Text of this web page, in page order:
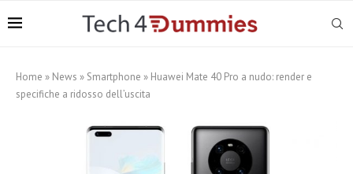
Home » News » Smartphone » Huawei Mate 40 Pro a nudo: render e
specifiche a ridosso dell’uscita